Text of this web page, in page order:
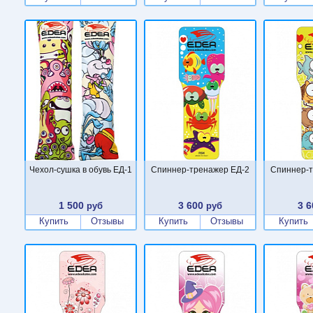
Чехол-сушка в обувь ЕД-1
1 500руб
Купить
Отзывы
Cпиннер-тренажер ЕД-2
3 600руб
Купить
Отзывы
Cпиннер-
3
Купить